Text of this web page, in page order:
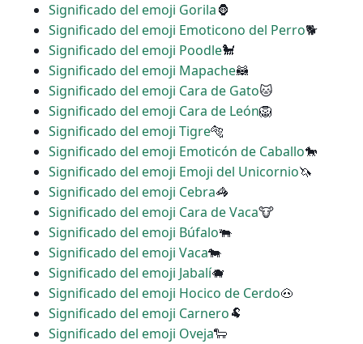
Significado del emoji Gorila🦍
Significado del emoji Emoticono del Perro🐕
Significado del emoji Poodle🐩
Significado del emoji Mapache🦝
Significado del emoji Cara de Gato🐱
Significado del emoji Cara de León🦁
Significado del emoji Tigre🐅
Significado del emoji Emoticón de Caballo🐎
Significado del emoji Emoji del Unicornio🦄
Significado del emoji Cebra🦓
Significado del emoji Cara de Vaca🐮
Significado del emoji Búfalo🐃
Significado del emoji Vaca🐄
Significado del emoji Jabalí🐗
Significado del emoji Hocico de Cerdo🐽
Significado del emoji Carnero🐏
Significado del emoji Oveja🐑